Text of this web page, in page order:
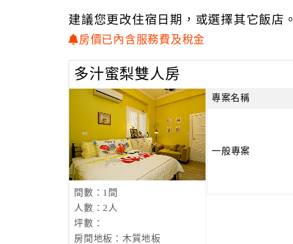
建議您更改住宿日期，或選擇其它飯店。
房價已內含服務費及稅金
多汁蜜梨雙人房
間數：1間
人數：2人
坪數：
房間地板：木質地板
專案名稱
一般專案